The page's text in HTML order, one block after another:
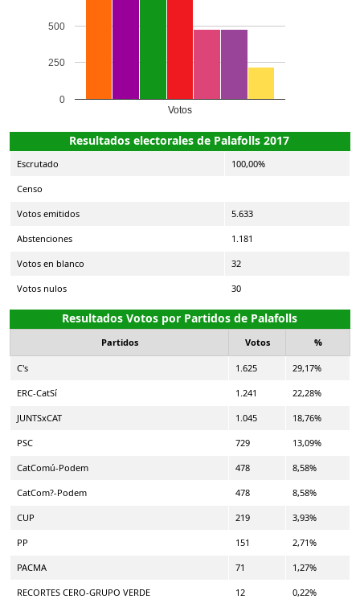
Votos
0
250
500
Resultados electorales de Palafolls 2017
Escrutado 100,00%
Censo
Votos emitidos 5.633
Abstenciones 1.181
Votos en blanco 32
Votos nulos 30
Resultados Votos por Partidos de Palafolls
Partidos Votos %
C's 1.625 29,17%
ERC-CatSí 1.241 22,28%
JUNTSxCAT 1.045 18,76%
PSC 729 13,09%
CatComú-Podem 478 8,58%
CatCom?-Podem 478 8,58%
CUP 219 3,93%
PP 151 2,71%
PACMA 71 1,27%
RECORTES CERO-GRUPO VERDE 12 0,22%